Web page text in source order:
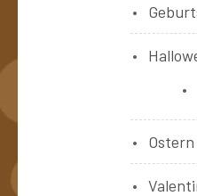
Ostern